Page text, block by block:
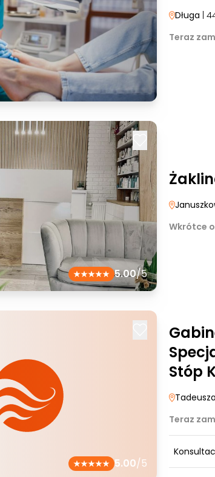
Długa |
Teraz
5.00/5
Wkrótce
5.00/5
Stóp
Teraz